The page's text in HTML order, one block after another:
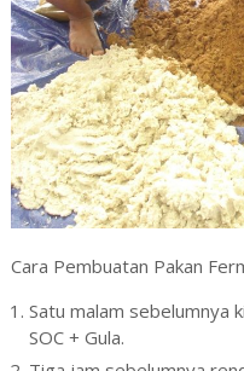
Cara Pembuatan Pakan
Satu malam sebelumnya
SOC + Gula.